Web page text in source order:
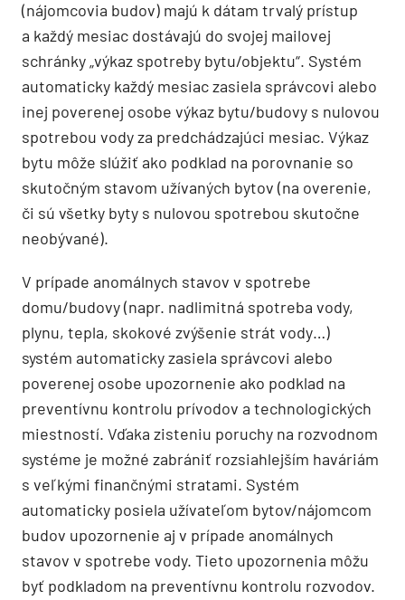
(nájomcovia budov) majú k dátam trvalý prístup
a každý mesiac dostávajú do svojej mailovej
schránky „výkaz spotreby bytu/objektu“. Systém
automaticky každý mesiac zasiela správcovi alebo
inej poverenej osobe výkaz bytu/budovy s nulovou
spotrebou vody za predchádzajúci mesiac. Výkaz
bytu môže slúžiť ako podklad na porovnanie so
skutočným stavom užívaných bytov (na overenie,
či sú všetky byty s nulovou spotrebou skutočne
neobývané).
V prípade anomálnych stavov v spotrebe
domu/budovy (napr. nadlimitná spotreba vody,
plynu, tepla, skokové zvýšenie strát vody…)
systém automaticky zasiela správcovi alebo
poverenej osobe upozornenie ako podklad na
preventívnu kontrolu prívodov a technologických
miestností. Vďaka zisteniu poruchy na rozvodnom
systéme je možné zabrániť rozsiahlejším haváriám
s veľkými finančnými stratami. Systém
automaticky posiela užívateľom bytov/nájomcom
budov upozornenie aj v prípade anomálnych
stavov v spotrebe vody. Tieto upozornenia môžu
byť podkladom na preventívnu kontrolu rozvodov.